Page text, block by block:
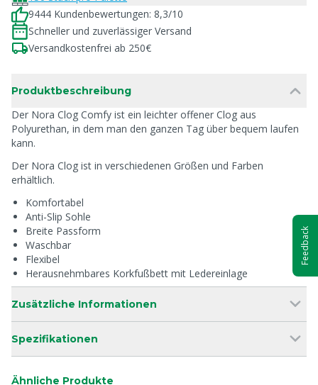
9444 Kundenbewertungen: 8,3/10
Schneller und zuverlässiger Versand
Versandkostenfrei ab 250€
Produktbeschreibung
Der Nora Clog Comfy ist ein leichter offener Clog aus
Polyurethan, in dem man den ganzen Tag über bequem laufen
kann.
Der Nora Clog ist in verschiedenen Größen und Farben
erhältlich.
Komfortabel
Anti-Slip Sohle
Breite Passform
Waschbar
Flexibel
Herausnehmbares Korkfußbett mit Ledereinlage
Zusätzliche Informationen
Spezifikationen
Ähnliche Produkte
Feedback